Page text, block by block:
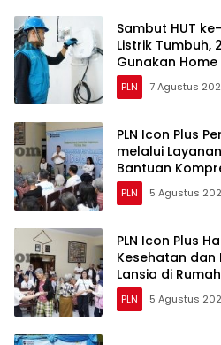
Sambut HUT
Listrik Tumbuh,
Gunakan Home
pada Semester I
PLN 7 Agustus
PLN Icon Plus
melalui
Bantuan
Malang
PLN 5 Agustus
PLN Icon Plus
Kesehatan dan
Lansia di
PLN 5 Agustus